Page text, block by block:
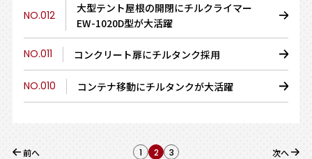
NO.012
大型テント屋根の開閉にチルクライマー
EW-1020D型が大活躍
NO.011 コンクリート扉にチルタンク採用
NO.010 コンテナ移動にチルタンクが大活躍
前へ 1 2 3 次へ